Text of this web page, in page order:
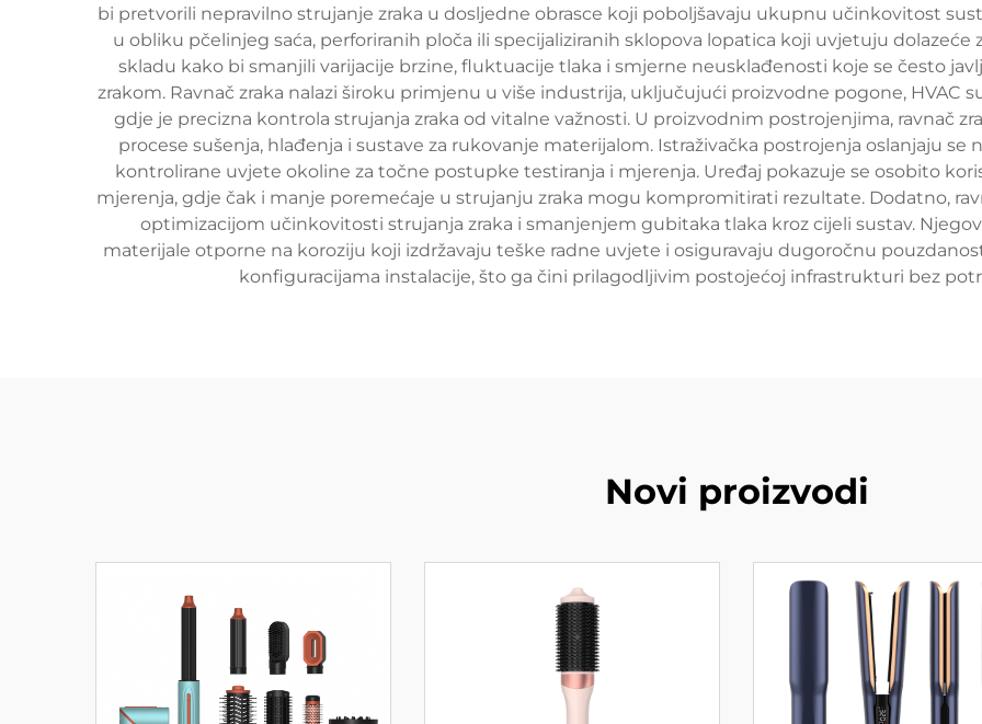
bi pretvorili nepravilno strujanje zraka u dosljedne obrasce koji poboljšavaju ukupnu učinkovitost
u obliku pčelinjeg saća, perforiranih ploča ili specijaliziranih sklopova lopatica koji uvjetuju dolazeće
skladu kako bi smanjili varijacije brzine, fluktuacije tlaka i smjerne neusklađenosti koje se često
zrakom. Ravnač zraka nalazi široku primjenu u više industrija, uključujući proizvodne pogone, HVAC
gdje je precizna kontrola strujanja zraka od vitalne važnosti. U proizvodnim postrojenjima, ravnač
procese sušenja, hlađenja i sustave za rukovanje materijalom. Istraživačka postrojenja oslanjaju se
kontrolirane uvjete okoline za točne postupke testiranja i mjerenja. Uređaj pokazuje se osobito
mjerenja, gdje čak i manje poremećaje u strujanju zraka mogu kompromitirati rezultate. Dodatno,
optimizacijom učinkovitosti strujanja zraka i smanjenjem gubitaka tlaka kroz cijeli sustav.
materijale otporne na koroziju koji izdržavaju teške radne uvjete i osiguravaju dugoročnu
konfiguracijama instalacije, što ga čini prilagodljivim postojećoj infrastrukturi bez
Novi proizvodi